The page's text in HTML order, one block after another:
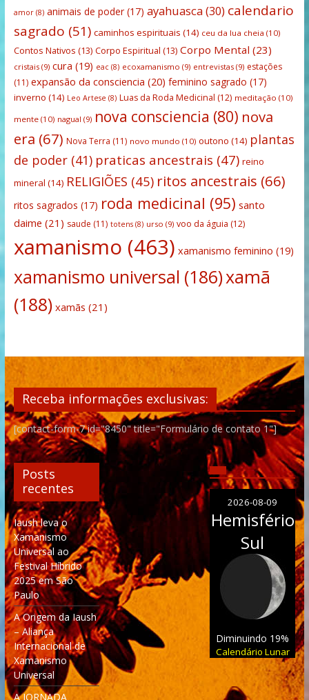
amor(8) animais de poder(17) ayahuasca(30) calendario
sagrado (51) caminhos espirituais (14) ceu da lua cheia (10)
Contos Nativos (13) Corpo Espiritual (13) Corpo Mental (23)
cristais(9) cura (19) eac(8) ecoxamanismo (9) entrevistas(9) estações
(11) expansão da consciencia (20) feminino sagrado (17)
inverno (14) Leo Artese (8) Luas da Roda Medicinal (12) meditação (10)
mente(10) nagual (9) nova consciencia (80) nova
era (67) Nova Terra (11) novo mundo (10) outono (14) plantas
de poder(41) praticas ancestrais (47) reino
mineral (14) RELIGIÕES (45) ritos ancestrais (66)
ritos sagrados (17) roda medicinal (95) santo
daime (21) saude (11) totens(8) urso (9) voo da águia (12)
xamanismo (463) xamanismo feminino (19)
xamanismo universal (186)xamã
(188) xamãs (21)
Receba informações exclusivas:
[contact-form-7 id="8450" title="Formulário de contato 1"]
Posts
recentes
Iaush leva o
Xamanismo
Universal ao
Festival Híbrido
2025 em São
Paulo
A Origem da Iaush
– Aliança
Internacional de
Xamanismo
Universal
A JORNADA
2026-08-09
Hemisfério
Sul
Diminuindo 19%
Calendário Lunar